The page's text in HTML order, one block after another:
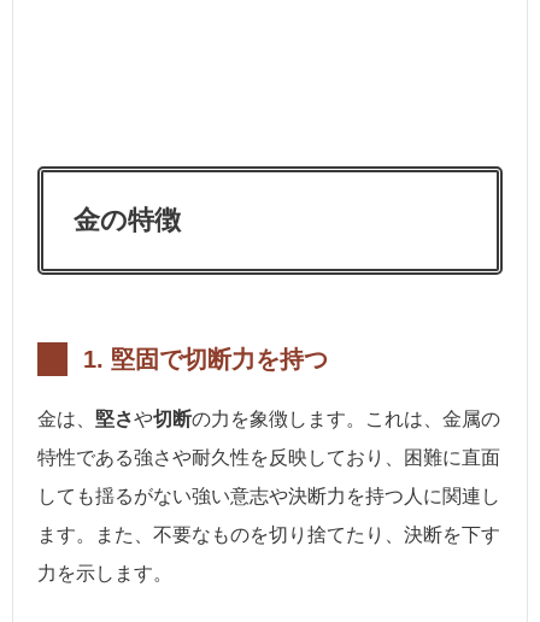
金の特徴
1. 堅固で切断力を持つ
金は、 堅さや切断の力を象徴します。これは、金属の
特性である強さや耐久性を反映しており、困難に直面
しても揺るがない強い意志や決断力を持つ人に関連し
ます。また、不要なものを切り捨てたり、決断を下す
力を示します。